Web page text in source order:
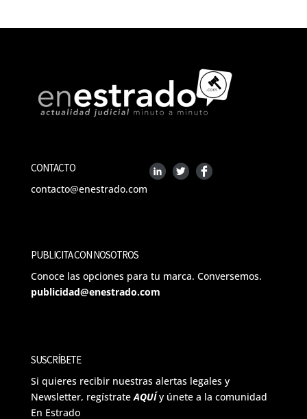
CONTACTO
contacto@enestrado.com
PUBLICITA CON NOSOTROS
Conoce las opciones para tu marca. Conversemos.
publicidad@enestrado.com
SUSCRÍBETE
Si quieres recibir nuestras alertas legales y
Newsletter, regístrateAQUÍ y únete a la comunidad
En Estrado